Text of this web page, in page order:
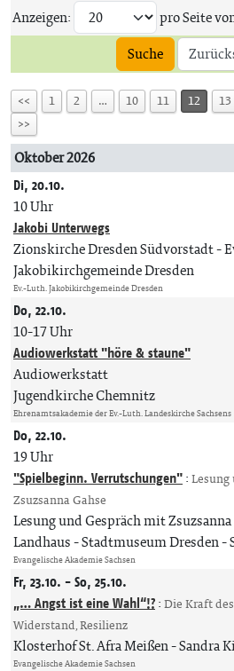
Anzeigen: pro Seite
Suche
<< 1 2 … 10 11 12 13
>>
Oktober 2026
Di, 20.10.
10 Uhr
Jakobi Unterwegs
Zionskirche Dresden Südvorstadt
Jakobikirchgemeinde Dresden
Ev.-Luth. Jakobikirchgemeinde Dresden
Do, 22.10.
10-17 Uhr
Audiowerkstatt "höre & staune"
Audiowerkstatt
Jugendkirche Chemnitz
Ehrenamtsakademie der Ev.-Luth. Landeskirche Sachsens
Do, 22.10.
19 Uhr
"Spielbeginn. Verrutschungen":
Zsuzsanna Gahse
Lesung und Gespräch mit Zsuzsanna
Landhaus - Stadtmuseum Dresden
Evangelische Akademie Sachsen
Fr, 23.10. - So, 25.10.
„… Angst ist eine Wahl“!?: Die Kraft
Widerstand, Resilienz
Klosterhof St. Afra Meißen Sandra
Evangelische Akademie Sachsen